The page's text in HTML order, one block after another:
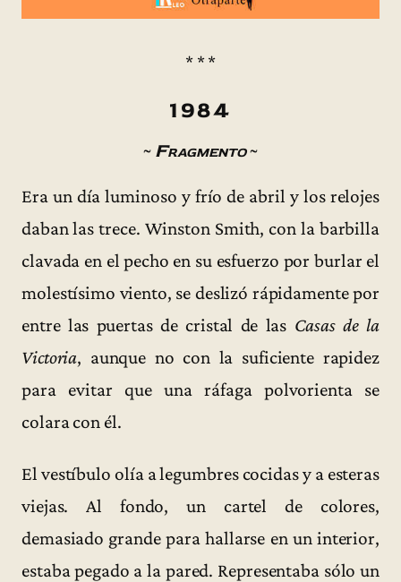
* * *
1984
~Fragmento~
Era un día luminoso y frío de abril y los relojes
daban las trece. Winston Smith, con la barbilla
clavada en el pecho en su esfuerzo por burlar el
molestísimo viento, se deslizó rápidamente por
entre las puertas de cristal de las Casas de la
Victoria, aunque no con la suficiente rapidez
para evitar que una ráfaga polvorienta se
colara con él.
El vestíbulo olía a legumbres cocidas y a esteras
viejas. Al fondo, un cartel de colores,
demasiado grande para hallarse en un interior,
estaba pegado a la pared. Representaba sólo un